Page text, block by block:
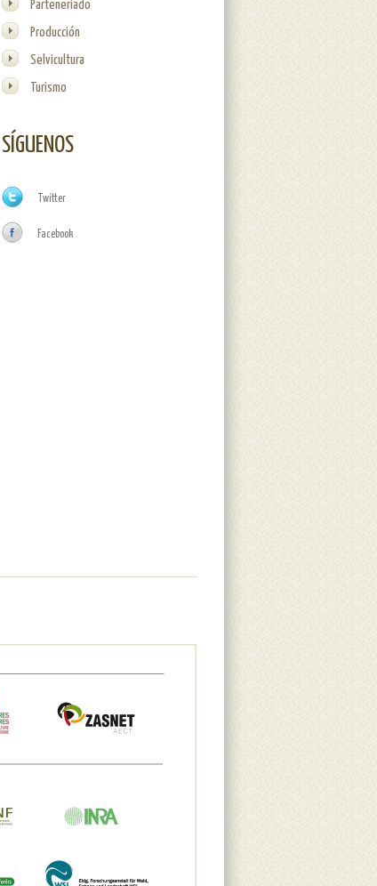
Parteneriado
Producción
Selvicultura
Turismo
SÍGUENOS
Twitter
Facebook